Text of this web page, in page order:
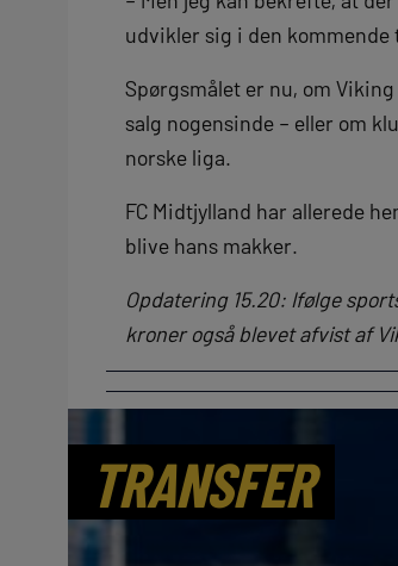
udvikler sig i den
Spørgsmålet er nu, om
salg nogensinde – eller om
norske liga.
FC Midtjylland har allerede
blive hans makker.
Opdatering 15.20: Ifølge
kroner også blevet afvist af
TRANSFER